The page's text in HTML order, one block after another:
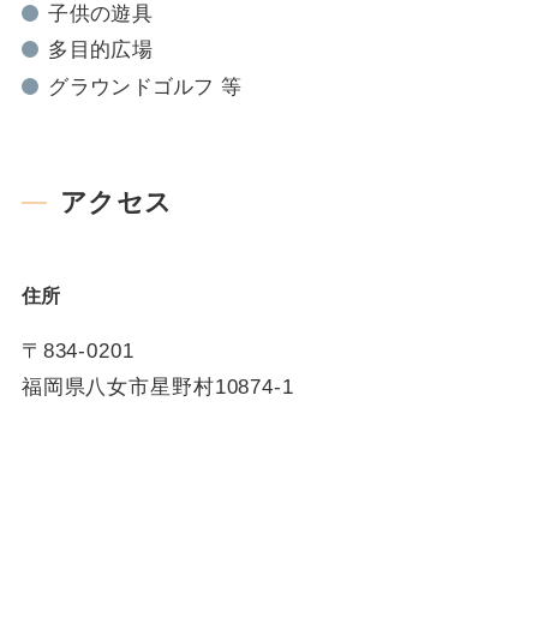
子供の遊具
多目的広場
グラウンドゴルフ 等
アクセス
住所
〒834-0201
福岡県八女市星野村10874-1